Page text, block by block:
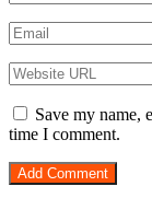
Save my name,
time I comment.